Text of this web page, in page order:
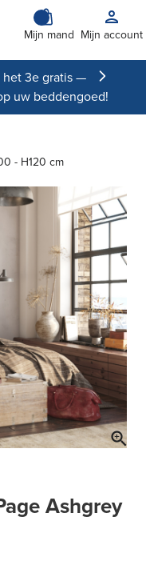
Mijn mand Mijn account
het 3e gratis —
uw beddengoed!
- H120 cm
Ashgrey